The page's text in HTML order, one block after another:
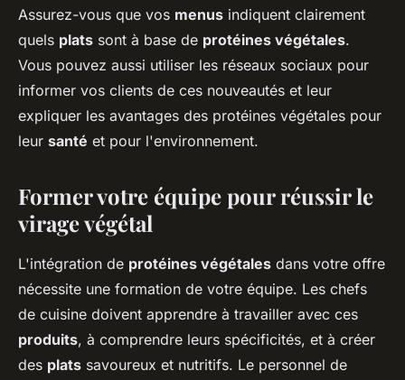
Assurez-vous que vos menus indiquent clairement
quels plats sont à base de protéines végétales.
Vous pouvez aussi utiliser les réseaux sociaux pour
informer vos clients de ces nouveautés et leur
expliquer les avantages des protéines végétales pour
leur santé et pour l'environnement.
Former votre équipe pour réussir le
virage végétal
L'intégration de protéines végétales dans votre offre
nécessite une formation de votre équipe. Les chefs
de cuisine doivent apprendre à travailler avec ces
produits, à comprendre leurs spécificités, et à créer
des plats savoureux et nutritifs. Le personnel de